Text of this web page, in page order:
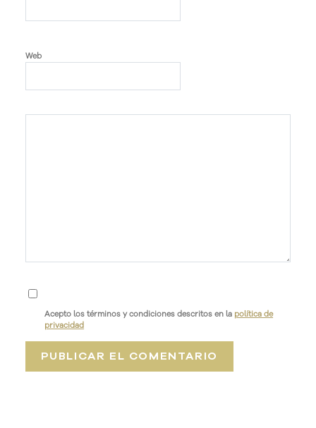
Web
Acepto los términos y condiciones descritos en la política de
privacidad